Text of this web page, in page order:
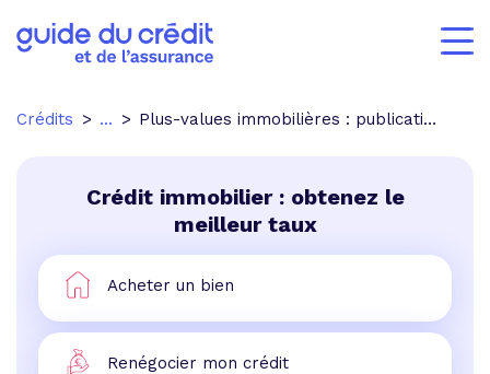
Crédits ... Plus-values immobilières : publication du nouveau régime au Journal officiel
Crédit immobilier : obtenez le
meilleur taux
Acheter un bien
Renégocier mon crédit